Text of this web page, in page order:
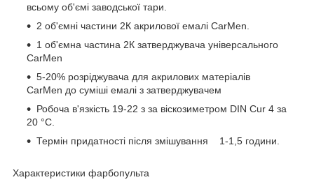
всьому об'ємі заводської тари.
2 об'ємні частини 2К акрилової емалі CarMen.
1 об'ємна частина 2К затверджувача універсального
CarMen
5-20% розріджувача для акрилових матеріалів
CarMen до суміші емалі з затверджувачем
Робоча в'язкість 19-22 з за віскозиметром DIN Сur 4 за
20 °C.
Термін придатності після змішування 1-1,5 години.
Характеристики фарбопульта